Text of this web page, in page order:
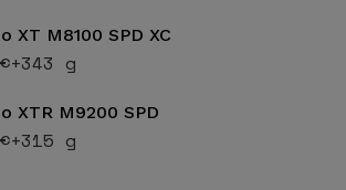
XT M8100 SPD XC
+343 g
XTR M9200 SPD
+315 g